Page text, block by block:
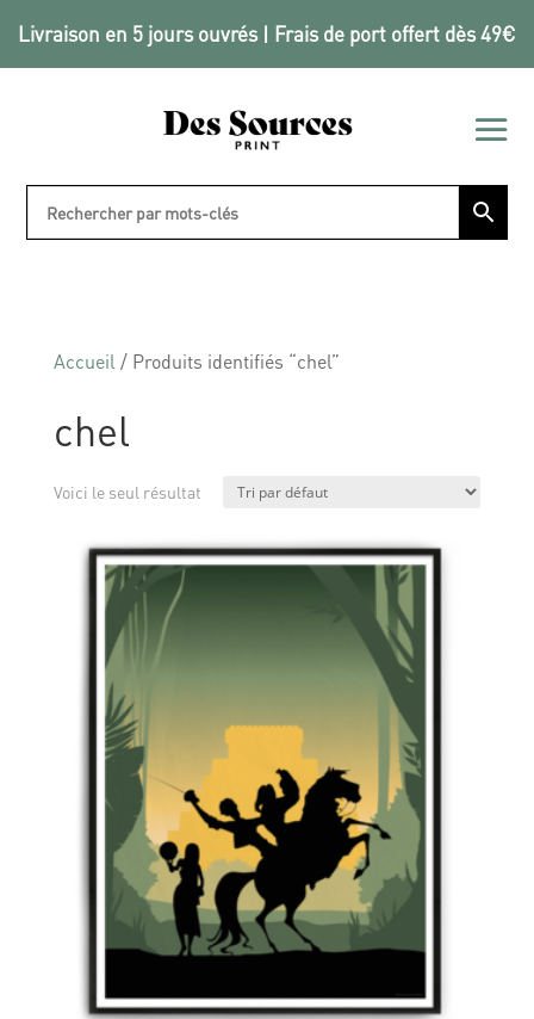
Livraison en 5 jours ouvrés | Frais de port offert dès 49€
Accueil / Produits identifiés “chel”
chel
Voici le seul résultat